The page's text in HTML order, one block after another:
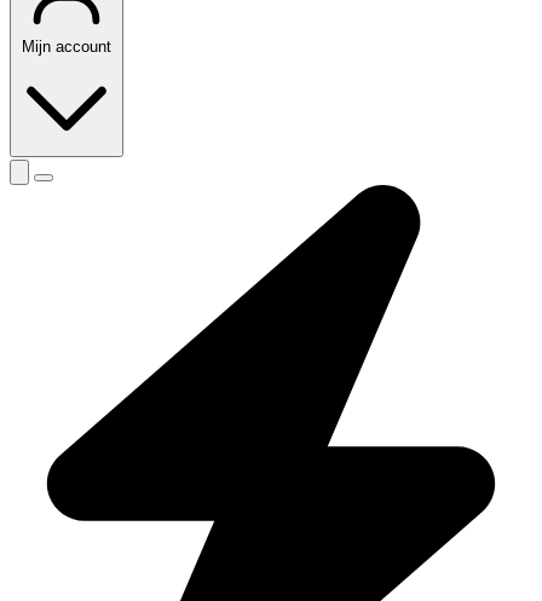
Mijn account